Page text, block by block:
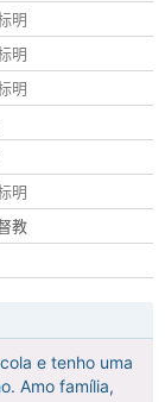
明
明
明
明
教
e tenho uma
Amo família,